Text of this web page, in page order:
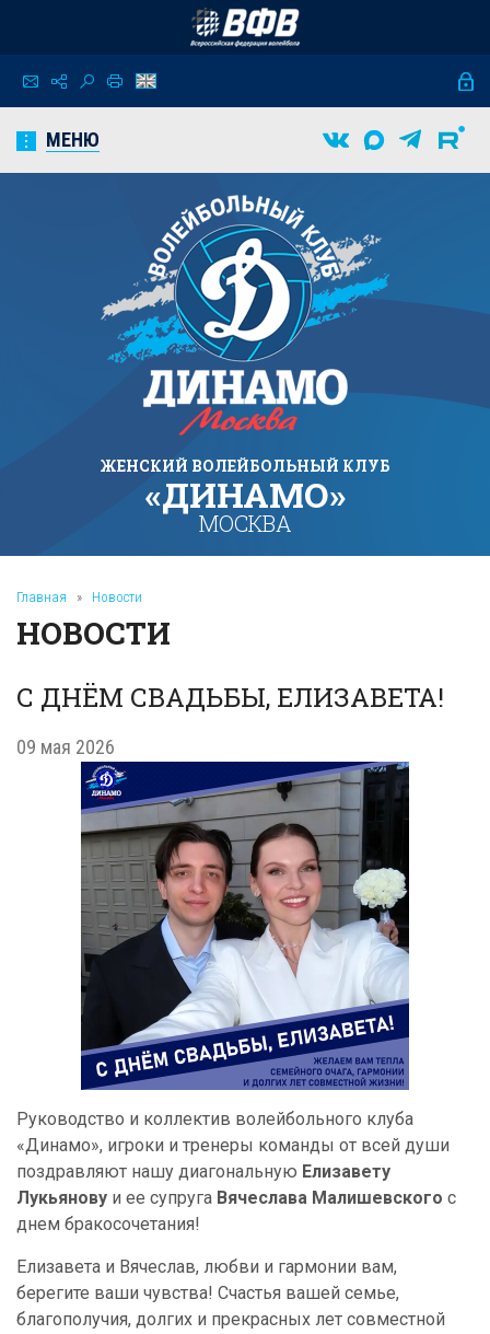
МЕНЮ
ЖЕНСКИЙ ВОЛЕЙБОЛЬНЫЙ КЛУБ
«ДИНАМО»
МОСКВА
Главная » Новости
НОВОСТИ
С ДНЁМ СВАДЬБЫ, ЕЛИЗАВЕТА!
09 мая 2026
Руководство и коллектив волейбольного клуба
«Динамо», игроки и тренеры команды от всей души
поздравляют нашу диагональную Елизавету
Лукьянову и ее супруга Вячеслава Малишевского с
днем бракосочетания!
Елизавета и Вячеслав, любви и гармонии вам,
берегите ваши чувства! Счастья вашей семье,
благополучия, долгих и прекрасных лет совместной